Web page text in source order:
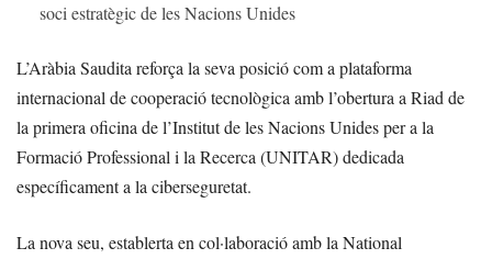
soci estratègic de les Nacions Unides
L’Aràbia Saudita reforça la seva posició com a plataforma
internacional de cooperació tecnològica amb l’obertura a Riad de
la primera oficina de l’Institut de les Nacions Unides per a la
Formació Professional i la Recerca (UNITAR) dedicada
específicament a la ciberseguretat.
La nova seu, establerta en col·laboració amb la National